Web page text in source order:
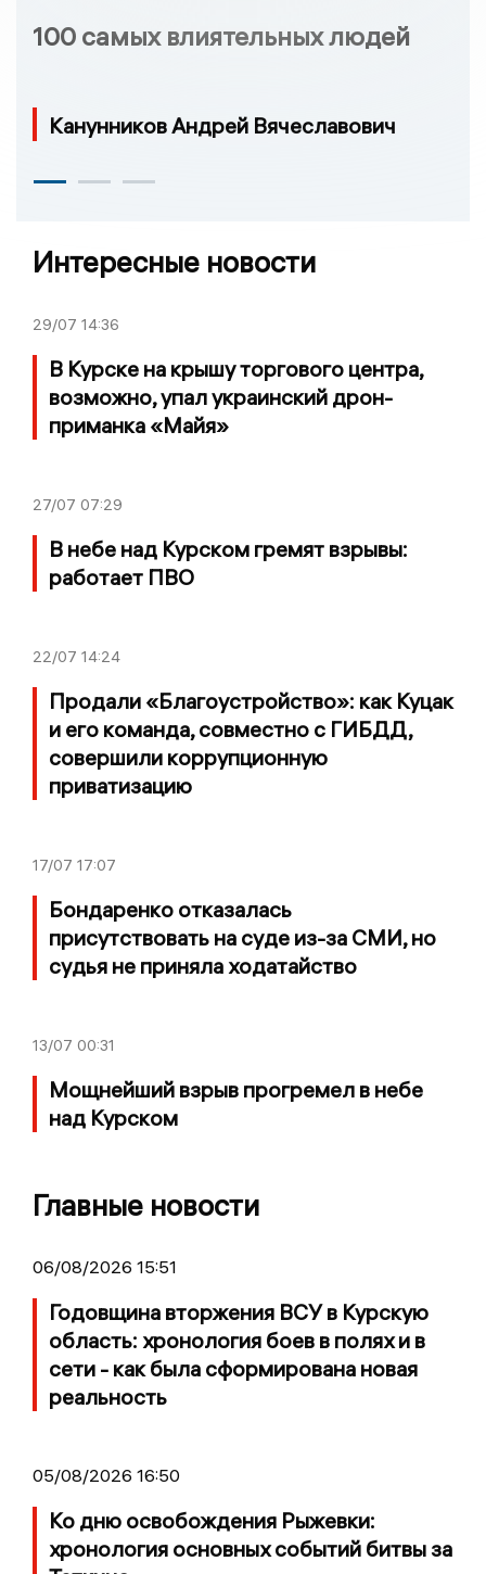
100 самых влиятельных людей
Канунников Андрей Вячеславович
Интересные новости
29/07 14:36
В Курске на крышу торгового центра,
возможно, упал украинский дрон-
приманка «Майя»
27/07 07:29
В небе над Курском гремят взрывы:
работает ПВО
22/07 14:24
Продали «Благоустройство»: как Куцак
и его команда, совместно с ГИБДД,
совершили коррупционную
приватизацию
17/07 17:07
Бондаренко отказалась
присутствовать на суде из-за СМИ, но
судья не приняла ходатайство
13/07 00:31
Мощнейший взрыв прогремел в небе
над Курском
Главные новости
06/08/2026 15:51
Годовщина вторжения ВСУ в Курскую
область: хронология боев в полях и в
сети - как была сформирована новая
реальность
05/08/2026 16:50
Ко дню освобождения Рыжевки:
хронология основных событий битвы за